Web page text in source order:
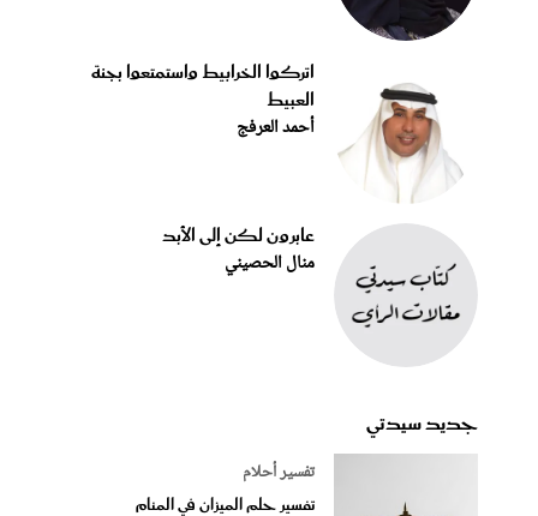
اتركوا الخرابيط واستمتعوا بجنة
العبيط
أحمد العرفج
عابرون لكن إلى الأبد
منال الحصيني
جديد سيدتي
تفسير أحلام
تفسير حلم الميزان في المنام